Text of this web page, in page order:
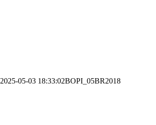
2025-05-03 18:33:02BOPI_05BR2018